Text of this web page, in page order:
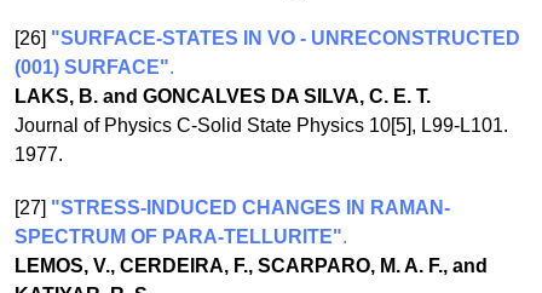
[26] "SURFACE-STATES IN VO - UNRECONSTRUCTED
(001) SURFACE".
LAKS, B. and GONCALVES DA SILVA, C. E. T.
Journal of Physics C-Solid State Physics 10[5], L99-L101.
1977.
[27] "STRESS-INDUCED CHANGES IN RAMAN-
SPECTRUM OF PARA-TELLURITE".
LEMOS, V., CERDEIRA, F., SCARPARO, M. A. F., and